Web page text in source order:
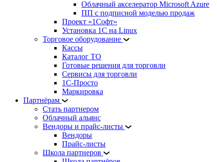
Облачный акселератор Microsoft Azure
ПП с подписной моделью продаж
Проект «1Софт»
Установка 1С на Linux
Торговое оборудование
Кассы
Каталог ТО
Готовые решения для торговли
Сервисы для торговли
1С-Просто
Маркировка
Партнёрам
Стать партнером
Облачный альянс
Вендоры и прайс-листы
Вендоры
Прайс-листы
Школа партнеров